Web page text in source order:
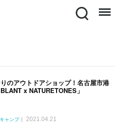
Search Menu
のアウトドアショップ！名古屋市港
x NATURETONES」
ャンプ
2021.04.21